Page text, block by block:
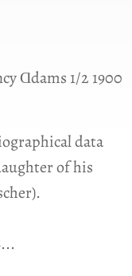
Ɑdams 1/2 1900
data
of his